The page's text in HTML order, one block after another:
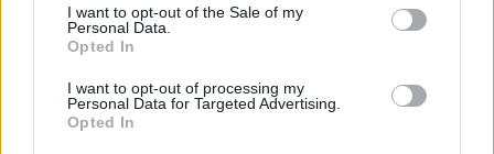
I want to opt-out of the Sale of my
Personal Data.
Opted In
I want to opt-out of processing my
Personal Data for Targeted Advertising.
Opted In